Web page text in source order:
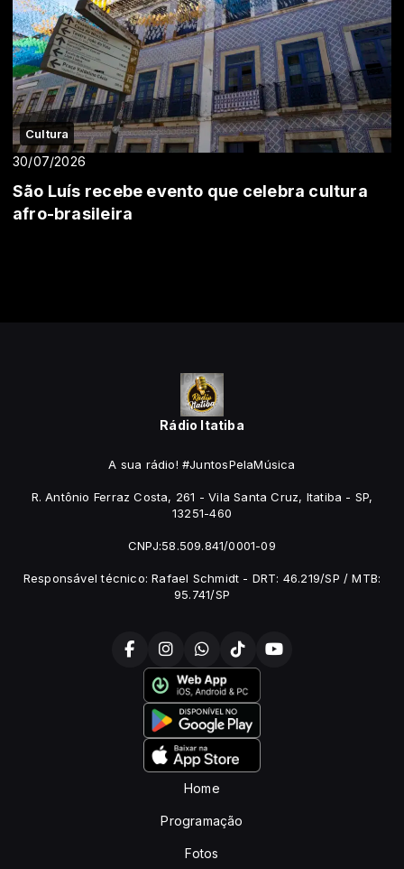
Cultura
30/07/2026
São Luís recebe evento que celebra cultura
afro-brasileira
Rádio Itatiba
A sua rádio! #JuntosPelaMúsica
R. Antônio Ferraz Costa, 261 - Vila Santa Cruz, Itatiba - SP,
13251-460
CNPJ:58.509.841/0001-09
Responsável técnico: Rafael Schmidt - DRT: 46.219/SP / MTB:
95.741/SP
Home
Programação
Fotos